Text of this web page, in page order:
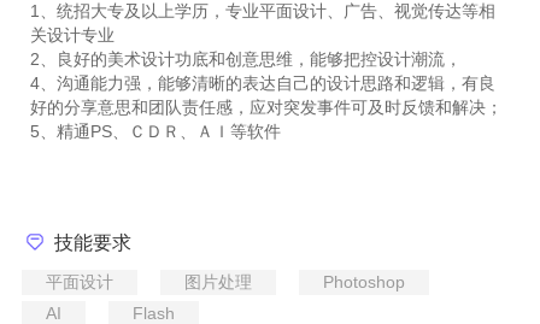
1、统招大专及以上学历，专业平面设计、广告、视觉传达等相
关设计专业
2、良好的美术设计功底和创意思维，能够把控设计潮流，
4、沟通能力强，能够清晰的表达自己的设计思路和逻辑，有良
好的分享意思和团队责任感，应对突发事件可及时反馈和解决；
5、精通PS、ＣＤＲ、ＡＩ等软件
技能要求
平面设计 图片处理
Photoshop
AI
Flash